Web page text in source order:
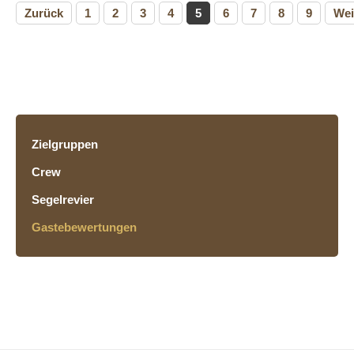
Zurück 1 2 3 4 5 6 7 8 9
Zielgruppen
Crew
Segelrevier
Gastebewertungen